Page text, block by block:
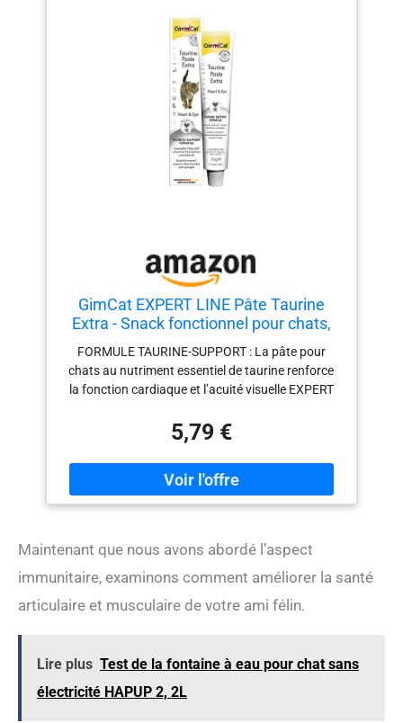
offre un soutien quotidien stable et fiable. Dosage
facile et haute acceptation – La poudre fine se
mélange facilement avec des aliments humides,
secs ou faits maison. Il est presque inodore et est
bien accueilli par la plupart des chats. ♥Convient à
toutes les étapes de la vie – Idéal pour les
chatons, les chats adultes et âgés.
Particulièrement recommandé comme
complément pour les régimes préparés soi-même
GimCat EXPERT LINE Pâte Taurine
Extra - Snack fonctionnel pour chats,
renforce la fonction cardiaque et la
vision - 1 tube (1 à 50 g)
FORMULE TAURINE-SUPPORT : La pâte pour
chats au nutriment essentiel de taurine renforce
la fonction cardiaque et l’acuité visuelle EXPERT
l’alimentation lors de besoins spécifiques ainsi
que pour l’amélioration et la protection de la santé
RECETTE : Avec des ingrédients de haute qualité,
sans colorants ni conservateurs et sans arômes
artificiels ni sucre ajouté COMPOSITION : sous-
mollusques et crustacés (poudre de moules aux
orles verts 4 %), viandes et sous-produits
animaux. CONTIENT : 1 tube 50 g GimCat Pâte
Taurine Extra, récompense fonctionnelle en tube
5,79 €
Maintenant que nous avons abordé l’aspect
immunitaire, examinons comment améliorer la santé
articulaire et musculaire de votre ami félin.
Lire plus Test de la fontaine à eau pour chat sans
électricité HAPUP 2, 2L